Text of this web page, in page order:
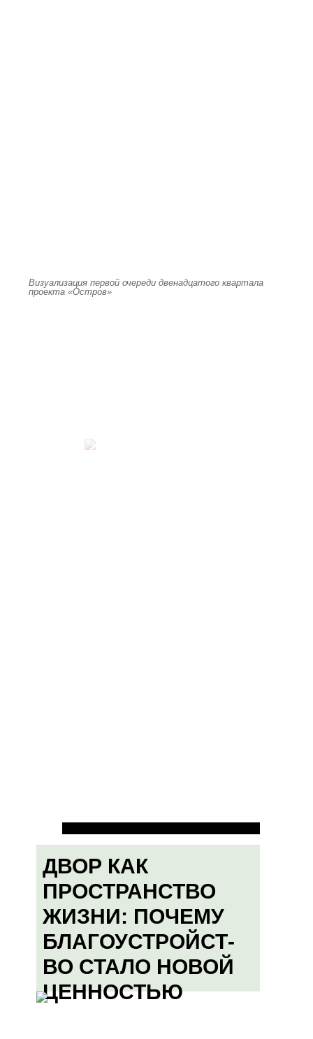
Визуализация первой очереди двенадцатого квартала
проекта «Остров»
ДВОР КАК
ПРОСТРАНСТВО
ЖИЗНИ: ПОЧЕМУ
БЛАГОУСТРОЙСТ-
ВО СТАЛО НОВОЙ
ЦЕННОСТЬЮ